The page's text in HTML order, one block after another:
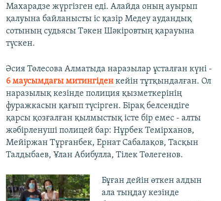
Махарадзе жүргізген еді. Алайда оның ауырып
қалуына байланысты іс қазір Медеу аудандық
сотының судьясы Тәкен Шәкіровтың қарауына
түскен.
Әсия Төлесова Алматыда наразылар ұсталған күні -
6 маусымдағы митингіден кейін тұтқындалған. Ол
наразылық кезінде полиция қызметкерінің
фуражкасын қағып түсірген. Бірақ белсендіге
қарсы қозғалған қылмыстық істе бір емес - алты
жәбірленуші полицей бар: Нұрбек Темірханов,
Мейіржан Тұрғанбек, Ернат Сабалақов, Тасқын
Талдыбаев, Ұлан Абибулла, Тілек Төлегенов.
Бұған дейін өткен алдын
ала тыңдау кезінде